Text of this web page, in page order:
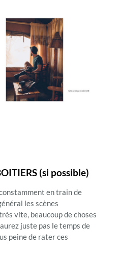
(si possible)
en train de
les scènes
vite, beaucoup de choses
juste pas le temps de
peine de rater ces